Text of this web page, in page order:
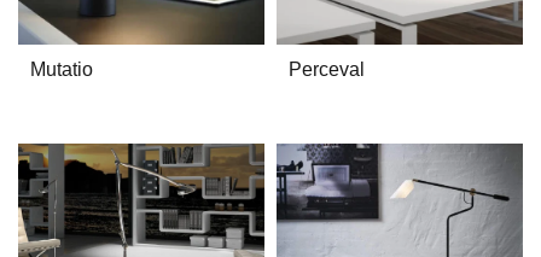
Mutatio Perceval